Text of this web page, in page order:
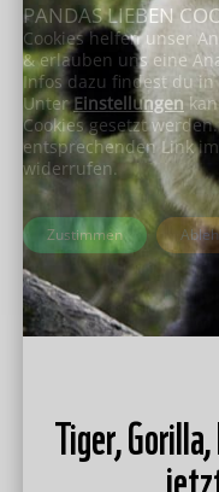
Tiger,
PANDAS LIEBEN
Cookies helfen unser
& erlauben uns eine
Infos dazu findest du
UnterEinstellungen
Cookies gesetzt
entsprechenden Link
widerrufen.
Zustimmen